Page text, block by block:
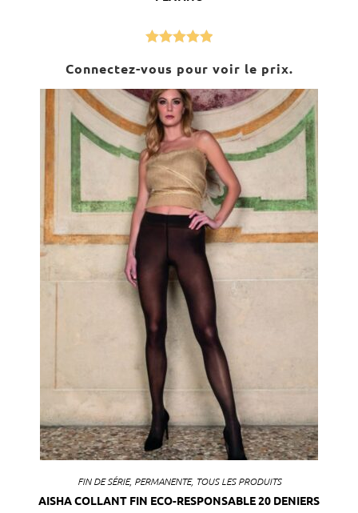
sur 5
Connectez-vous pour voir le prix.
FIN DE SÉRIE, PERMANENTE, TOUS LES PRODUITS
AISHA COLLANT FIN ECO-RESPONSABLE 20 DENIERS